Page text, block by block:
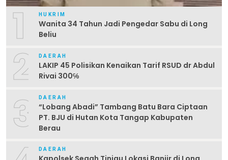
1 HUKRIM
Wanita 34 Tahun Jadi Pengedar Sabu di Long
Beliu
2 DAERAH
LAKIP 45 Polisikan Kenaikan Tarif RSUD dr Abdul
Rivai 300℅
3 DAERAH
“Lobang Abadi” Tambang Batu Bara Ciptaan
PT. BJU di Hutan Kota Tangap Kabupaten
Berau
DAERAH